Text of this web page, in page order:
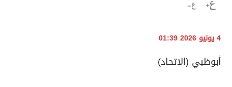
4 يونيو 2026 01:39
أبوظبي (الاتحاد)